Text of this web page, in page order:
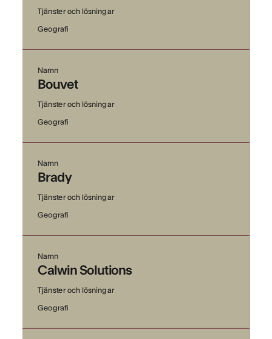
Tjänster och lösningar
Geografi
Namn
Bouvet
Tjänster och lösningar
Geografi
Namn
Brady
Tjänster och lösningar
Geografi
Namn
Calwin Solutions
Tjänster och lösningar
Geografi